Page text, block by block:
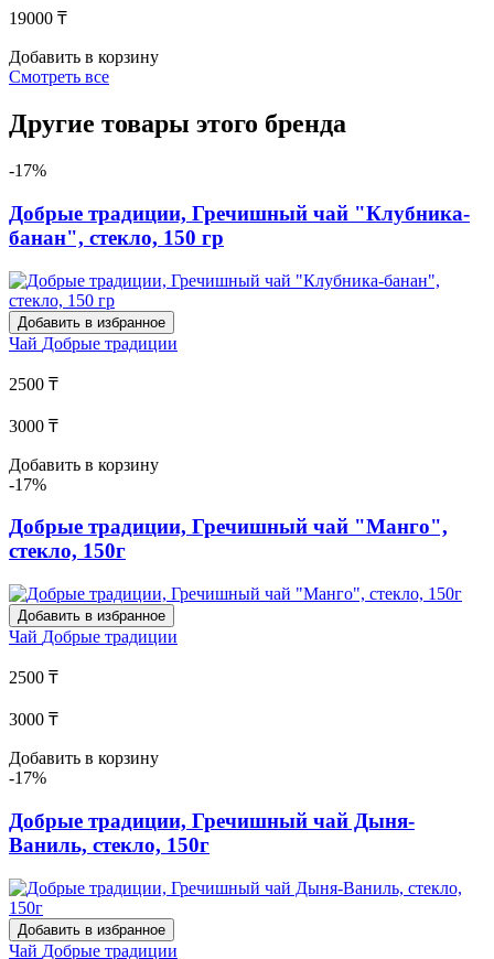
19000 ₸
Добавить в корзину
Смотреть все
Другие товары этого бренда
-17%
Добрые традиции, Гречишный чай "Клубника-
банан", стекло, 150 гр
Добавить в избранное
Чай Добрые традиции
2500 ₸
3000 ₸
Добавить в корзину
-17%
Добрые традиции, Гречишный чай "Манго",
стекло, 150г
Добавить в избранное
Чай Добрые традиции
2500 ₸
3000 ₸
Добавить в корзину
-17%
Добрые традиции, Гречишный чай Дыня-
Ваниль, стекло, 150г
Добавить в избранное
Чай Добрые традиции